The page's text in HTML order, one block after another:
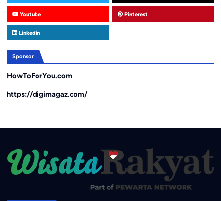
Youtube Pinterest
Linkedin
Sponsor
HowToForYou.com
https://digimagaz.com/